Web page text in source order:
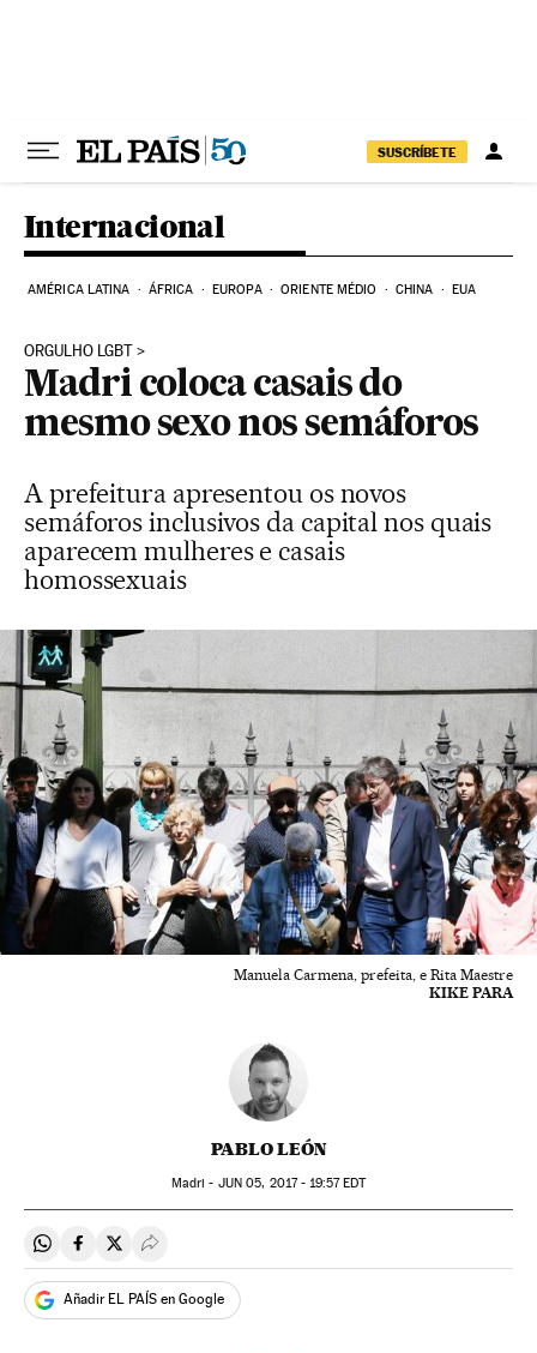
SUSCRÍBETE
Internacional
AMÉRICA LATINA ÁFRICA EUROPA ORIENTE MÉDIO CHINA EUA
ORGULHO LGBT
Madri coloca casais do
mesmo sexo nos semáforos
A prefeitura apresentou os novos
semáforos inclusivos da capital nos quais
aparecem mulheres e casais
homossexuais
Manuela Carmena, prefeita, e Rita Maestre
KIKE PARA
PABLO LEÓN
Madri - JUN 05, 2017 - 19:57EDT
Compartir en Whatsapp
Compartir en Facebook
Compartir en Twitter
Desplegar Redes Sociales
Añadir EL PAÍS en Google